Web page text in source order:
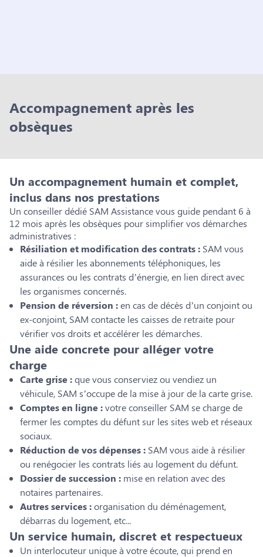
Accompagnement après les
obsèques
Un accompagnement humain et complet,
inclus dans nos prestations
Un conseiller dédié SAM Assistance vous guide pendant 6 à
12 mois après les obsèques pour simplifier vos démarches
administratives :
Résiliation et modification des contrats : SAM vous
aide à résilier les abonnements téléphoniques, les
assurances ou les contrats d’énergie, en lien direct avec
les organismes concernés.
Pension de réversion :en cas de décès d’un conjoint ou
ex-conjoint, SAM contacte les caisses de retraite pour
vérifier vos droits et accélérer les démarches.
Une aide concrete pour alléger votre
charge
Carte grise :que vous conserviez ou vendiez un
véhicule, SAM s’occupe de la mise à jour de la carte grise.
Comptes en ligne :votre conseiller SAM se charge de
fermer les comptes du défunt sur les sites web et réseaux
sociaux.
Réduction de vos dépenses : SAM vous aide à résilier
ou renégocier les contrats liés au logement du défunt.
Dossier de succession : mise en relation avec des
notaires partenaires.
Autres services :organisation du déménagement,
débarras du logement, etc...
Un service humain, discret et respectueux
Un interlocuteur unique à votre écoute, qui prend en